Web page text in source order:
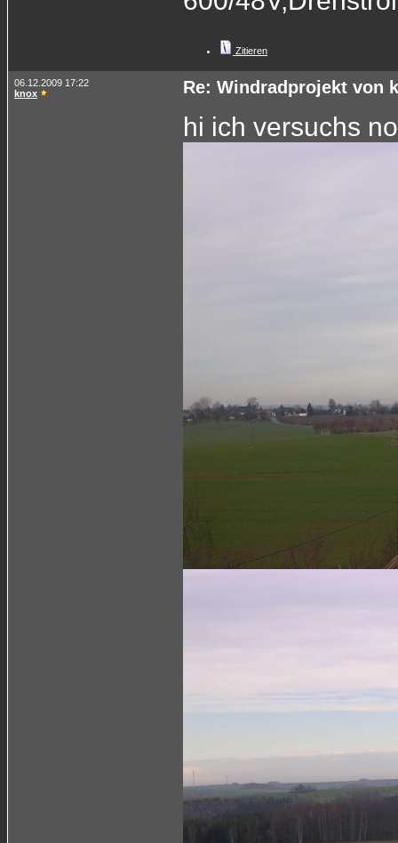
Zitieren
06.12.2009 17:22
knox
Re: Windradprojekt von
hi ich versuchs